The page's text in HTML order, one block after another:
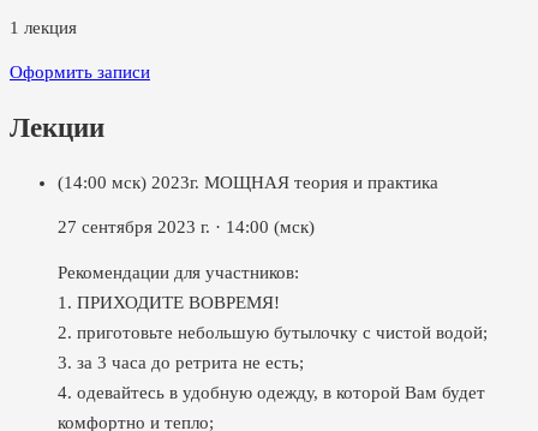
1 лекция
Оформить записи
Лекции
(14:00 мск) 2023г. МОЩНАЯ теория и практика
27 сентября 2023 г. · 14:00 (мск)
Рекомендации для участников:
1. ПРИХОДИТЕ ВОВРЕМЯ!
2. приготовьте небольшую бутылочку с чистой водой;
3. за 3 часа до ретрита не есть;
4. одевайтесь в удобную одежду, в которой Вам будет
комфортно и тепло;